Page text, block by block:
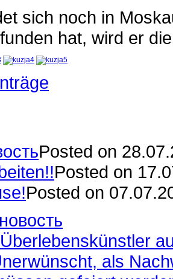
sich noch in
hat, wird er
Posted on
Posted on
Posted on
als